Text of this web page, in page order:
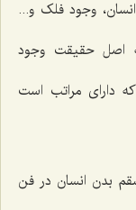
وجود فلک و...
اصل حقیقت وجود
دارای مراتب است
بدن انسان در فن